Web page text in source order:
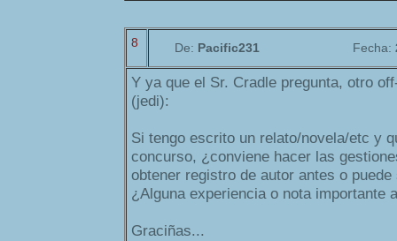
8 De: Pacific231 Fecha:
Y ya que el Sr. Cradle pregunta, otro
(jedi):
Si tengo escrito un relato/novela/etc y
concurso, ¿conviene hacer las
obtener registro de autor antes o
¿Alguna experiencia o nota importante
Graciñas...